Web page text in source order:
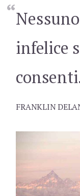
infelice
FRANKLIN